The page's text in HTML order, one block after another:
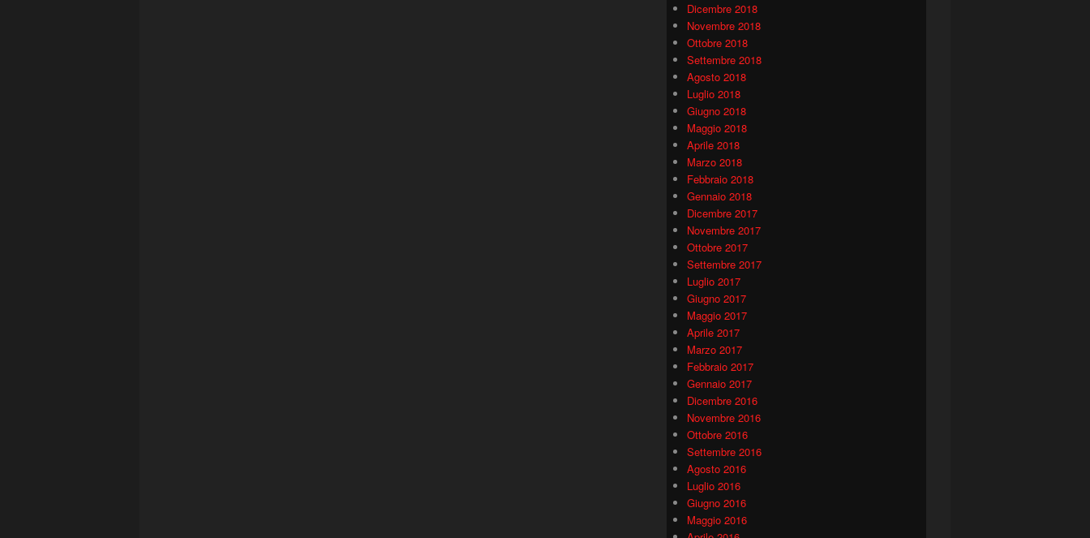
Dicembre 2018
Novembre 2018
Ottobre 2018
Settembre 2018
Agosto 2018
Luglio 2018
Giugno 2018
Maggio 2018
Aprile 2018
Marzo 2018
Febbraio 2018
Gennaio 2018
Dicembre 2017
Novembre 2017
Ottobre 2017
Settembre 2017
Luglio 2017
Giugno 2017
Maggio 2017
Aprile 2017
Marzo 2017
Febbraio 2017
Gennaio 2017
Dicembre 2016
Novembre 2016
Ottobre 2016
Settembre 2016
Agosto 2016
Luglio 2016
Giugno 2016
Maggio 2016